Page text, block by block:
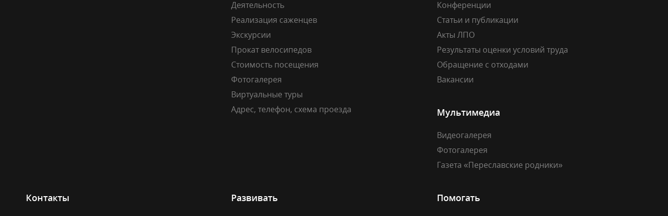
Деятельность
Реализация саженцев
Экскурсии
Прокат велосипедов
Стоимость посещения
Фотогалерея
Виртуальные туры
Адрес, телефон, схема проезда
Конференции
Статьи и публикации
Акты ЛПО
Результаты оценки условий труда
Обращение с отходами
Вакансии
Мультимедиа
Видеогалерея
Фотогалерея
Газета «Переславские родники»
Контакты Развивать Помогать